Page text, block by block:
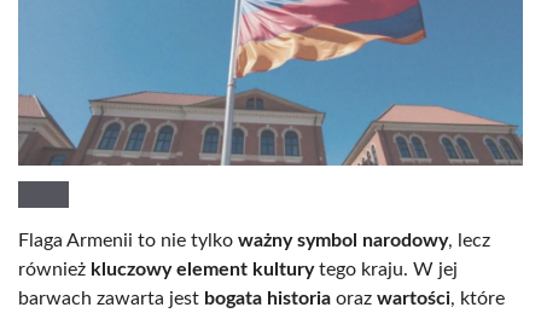
Flaga Armenii to nie tylko ważny symbol narodowy, lecz
również kluczowy element kulturytego kraju. W jej
barwach zawarta jest bogata historia oraz wartości, które